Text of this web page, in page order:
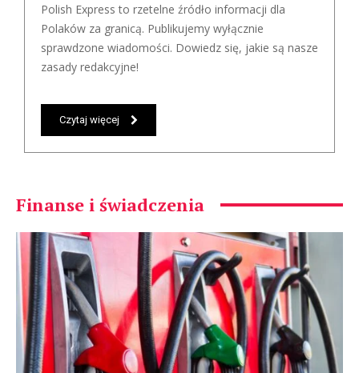
Polish Express to rzetelne źródło informacji dla
Polaków za granicą. Publikujemy wyłącznie
sprawdzone wiadomości. Dowiedz się, jakie są nasze
zasady redakcyjne!
Czytaj więcej
Finanse i świadczenia